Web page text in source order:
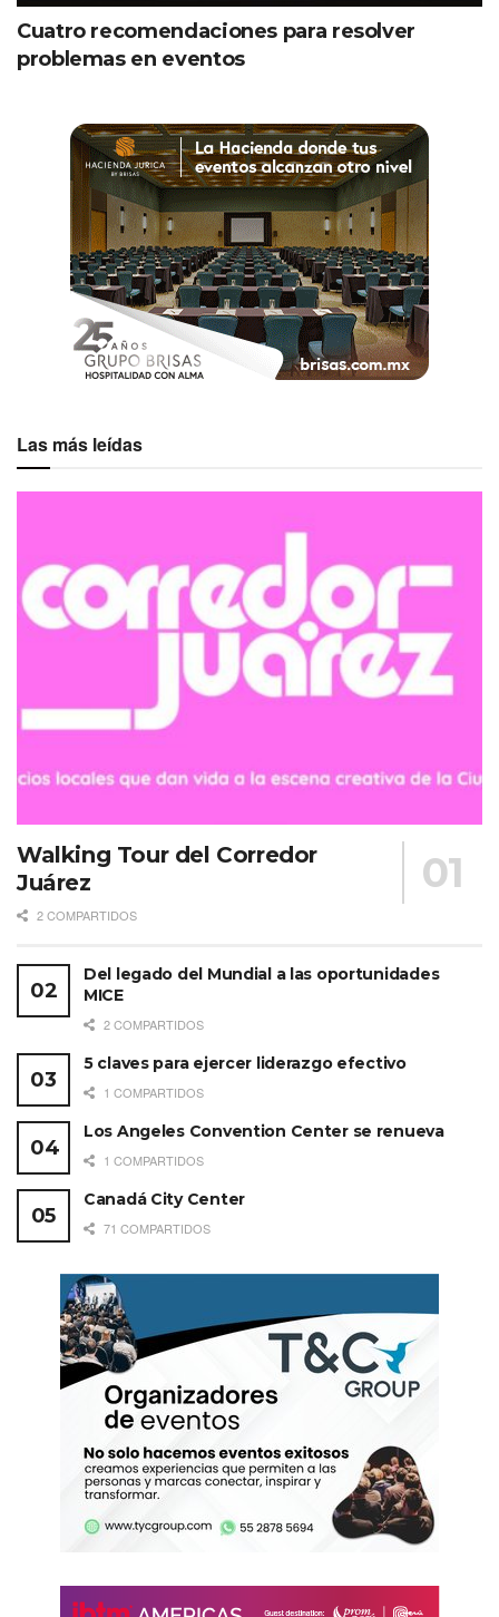
Cuatro recomendaciones para resolver
problemas en eventos
Las más leídas
Walking Tour del Corredor
Juárez
2 COMPARTIDOS
Del legado del Mundial a las oportunidades
MICE
2 COMPARTIDOS
5 claves para ejercer liderazgo efectivo
1 COMPARTIDOS
Los Angeles Convention Center se renueva
1 COMPARTIDOS
Canadá City Center
71 COMPARTIDOS